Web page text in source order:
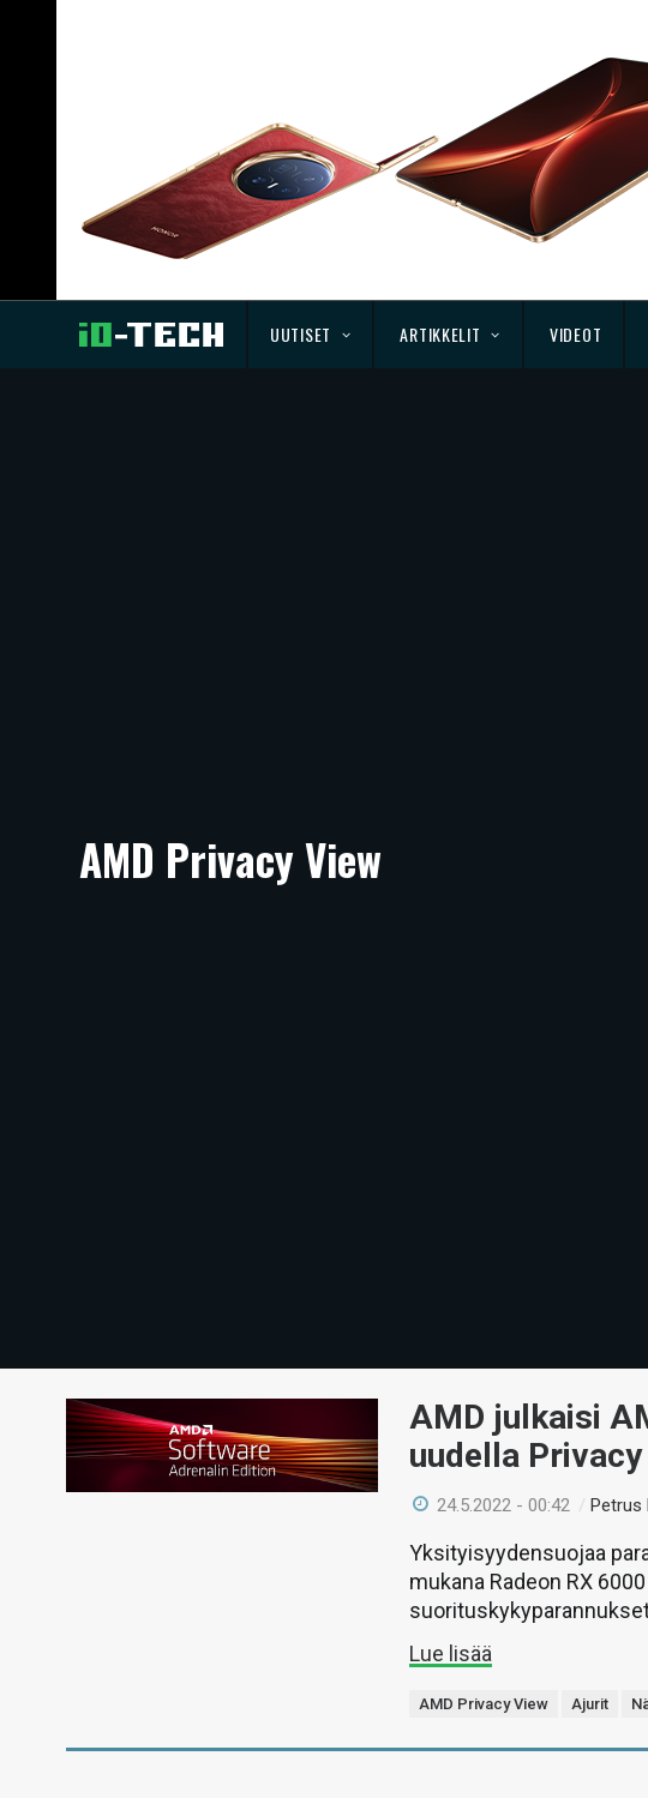
UUTISET ARTIKKELIT VIDEOT
AMD Privacy View
AMD julkaisi
uudella
24.5.2022 - 00:42 /Petrus
Yksityisyydensuojaa
mukana Radeon RX
Lue lisää
AMD Privacy View Ajurit